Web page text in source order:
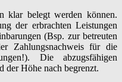
klar belegt werden können.
der erbrachten Leistungen
(Bsp. zur betreuten
Zahlungsnachweis für die
Die abzugsfähigen
der Höhe nach begrenzt.